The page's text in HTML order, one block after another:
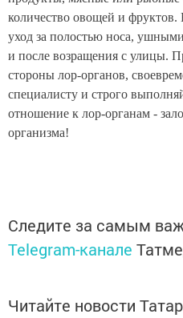
количество овощей и
уход за полостью носа,
и после возращения с улицы.
стороны лор-органов,
специалисту и строго
отношение к лор-органам -
организма!
Следите за самым
Telegram-канале
Читайте новости